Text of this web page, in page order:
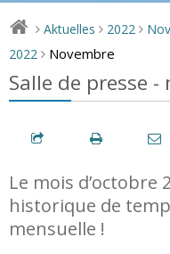
> Aktuelles > 2022 >
2022 > Novembre
Salle de presse
Le mois
historique de
mensuelle !